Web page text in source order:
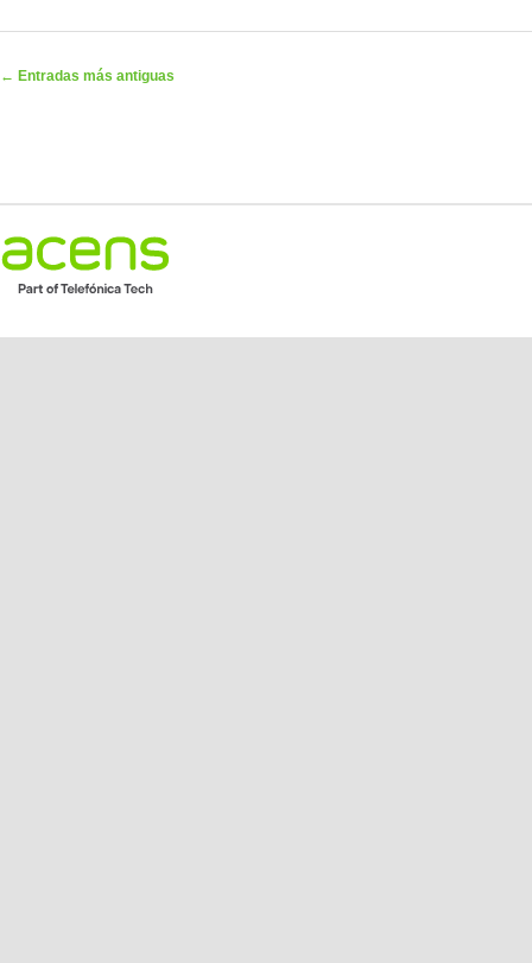
Navegador de artículos
← Entradas más antiguas